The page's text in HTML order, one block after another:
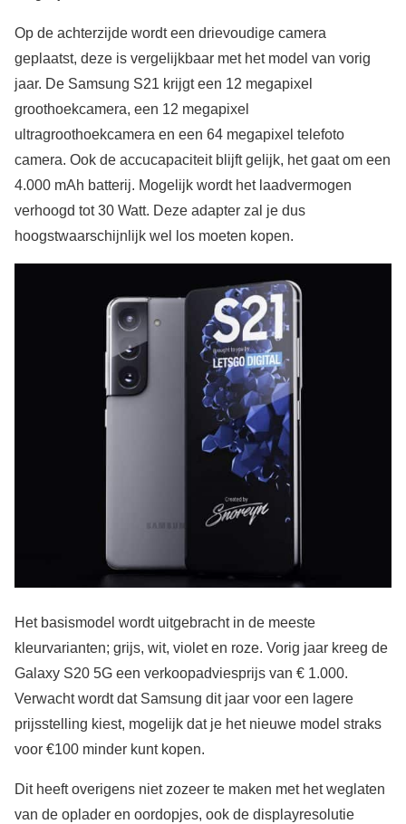
Op de achterzijde wordt een drievoudige camera
geplaatst, deze is vergelijkbaar met het model van vorig
jaar. De Samsung S21 krijgt een 12 megapixel
groothoekcamera, een 12 megapixel
ultragroothoekcamera en een 64 megapixel telefoto
camera. Ook de accucapaciteit blijft gelijk, het gaat om een
4.000 mAh batterij. Mogelijk wordt het laadvermogen
verhoogd tot 30 Watt. Deze adapter zal je dus
hoogstwaarschijnlijk wel los moeten kopen.
Het basismodel wordt uitgebracht in de meeste
kleurvarianten; grijs, wit, violet en roze. Vorig jaar kreeg de
Galaxy S20 5G een verkoopadviesprijs van € 1.000.
Verwacht wordt dat Samsung dit jaar voor een lagere
prijsstelling kiest, mogelijk dat je het nieuwe model straks
voor €100 minder kunt kopen.
Dit heeft overigens niet zozeer te maken met het weglaten
van de oplader en oordopjes, ook de displayresolutie